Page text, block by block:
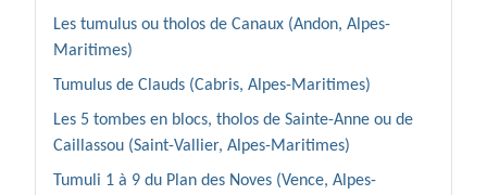
Les tumulus ou tholos de Canaux (Andon, Alpes-
Maritimes)
Tumulus de Clauds (Cabris, Alpes-Maritimes)
Les 5 tombes en blocs, tholos de Sainte-Anne ou de
Caillassou (Saint-Vallier, Alpes-Maritimes)
Tumuli 1 à 9 du Plan des Noves (Vence, Alpes-